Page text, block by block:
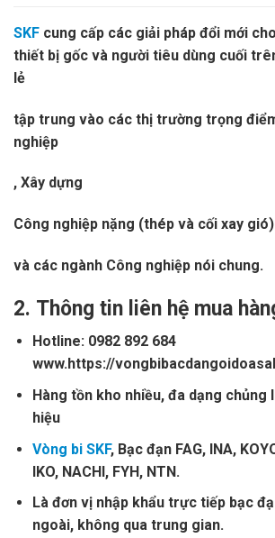
SKF cung cấp các giải pháp đổi mới
thiết bị gốc và người tiêu dùng cuối
lẻ
tập trung vào các thị trường trọng
nghiệp
, Xây dựng
Công nghiệp nặng (thép và cối xay gió)
và các ngành Công nghiệp nói chung.
2. Thông tin liên hệ mua
Hotline: 0982 892 684
www.https://
Hàng tồn kho nhiều, đa dạng chủng
hiệu
Vòng bi SKF, Bạc đạn FAG, INA,
IKO, NACHI, FYH, NTN.
Là đơn vị nhập khẩu trực tiếp bạc
ngoài, không qua trung gian.